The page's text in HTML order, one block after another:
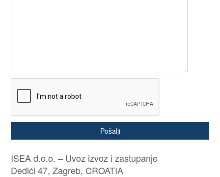
Pošalji
ISEA d.o.o. – Uvoz izvoz i zastupanje
Dedići 47, Zagreb, CROATIA